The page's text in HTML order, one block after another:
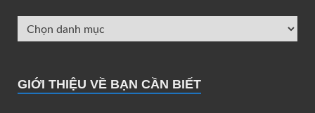
GIỚI THIỆU VỀ BẠN CẦN BIẾT